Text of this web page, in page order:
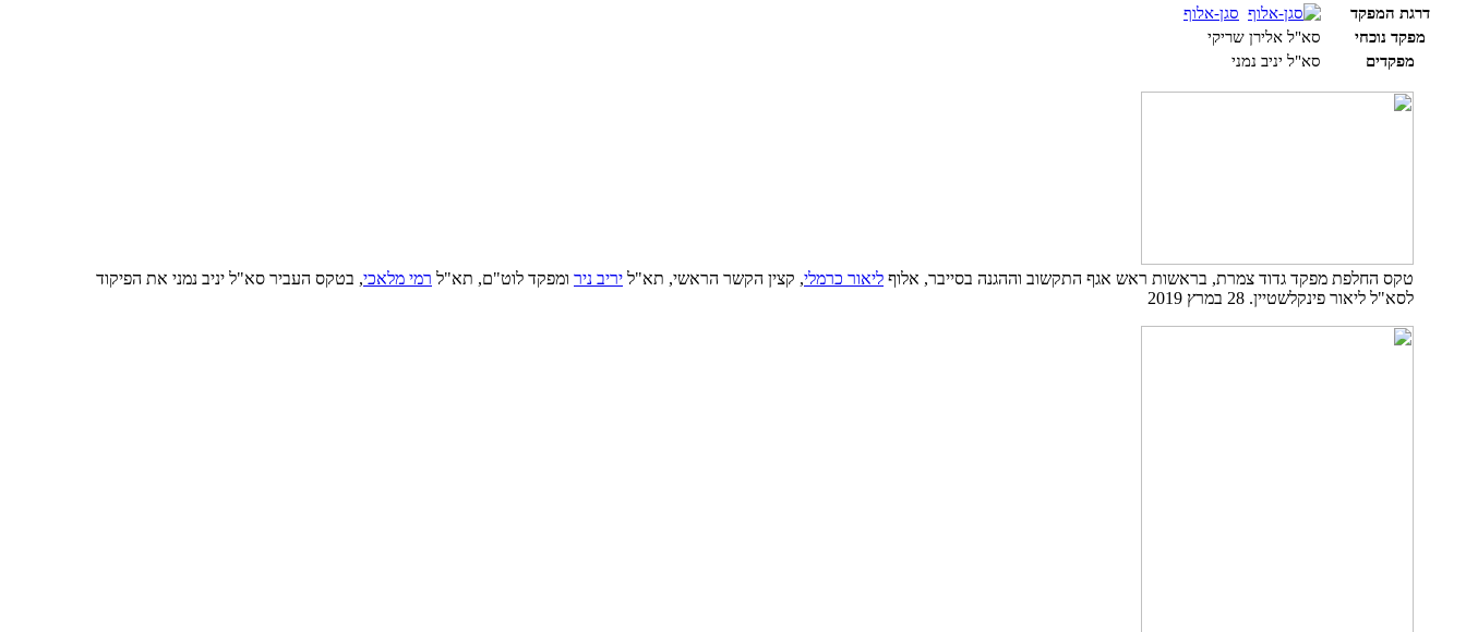
דרגת המפקד
סגן-אלוף
מפקד נוכחי
סא"ל אלירן שריקי
מפקדים
סא"ל יניב נמני
טקס החלפת מפקד גדוד צמרת, בראשות ראש אגף התקשוב וההגנה בסייבר, אלוף ליאור כרמלי, קצין הקשר הראשי, תא"ל יריב ניר ומפקד לוט"ם, תא"ל רמי מלאכי, בטקס העביר סא"ל יניב נמני את הפיקוד
לסא"ל ליאור פינקלשטיין. 28 במרץ 2019